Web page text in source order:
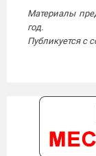
Материалы
год.
Публикуется с